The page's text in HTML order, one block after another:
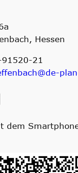
Hessen
21
dem